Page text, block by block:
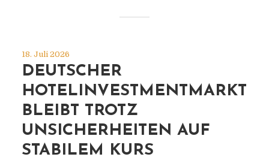
18. Juli 2026
DEUTSCHER
HOTELINVESTMENTMARKT
BLEIBT TROTZ
UNSICHERHEITEN AUF
STABILEM KURS